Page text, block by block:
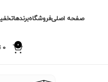
صفحه اصلیفروشگاهبرندها
0
0